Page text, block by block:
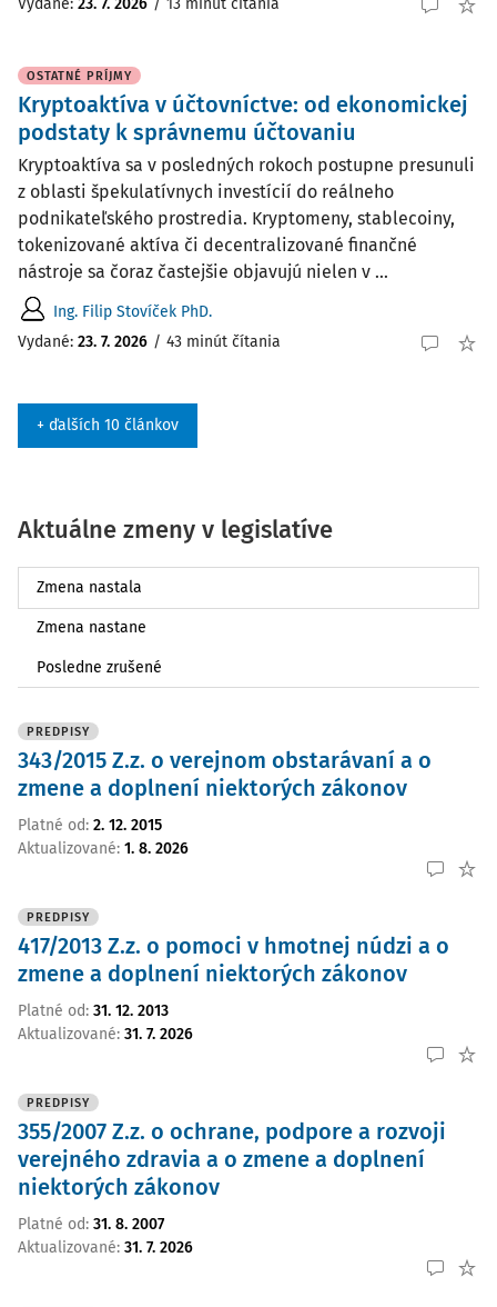
OSTATNÉ PRÍJMY
Kryptoaktíva v účtovníctve: od ekonomickej
podstaty k správnemu účtovaniu
Kryptoaktíva sa v posledných rokoch postupne presunuli
z oblasti špekulatívnych investícií do reálneho
podnikateľského prostredia. Kryptomeny, stablecoiny,
tokenizované aktíva či decentralizované finančné
nástroje sa čoraz častejšie objavujú nielen v ...
Ing. Filip Stovíček PhD.
Vydané: 23. 7. 2026 / 43 minút čítania
+ ďalších 10 článkov
Aktuálne zmeny v legislatíve
Zmena nastala
Zmena nastane
Posledne zrušené
PREDPISY
343/2015 Z.z. o verejnom obstarávaní a o
zmene a doplnení niektorých zákonov
Platné od: 2. 12. 2015
Aktualizované: 1. 8. 2026
PREDPISY
417/2013 Z.z. o pomoci v hmotnej núdzi a o
zmene a doplnení niektorých zákonov
Platné od: 31. 12. 2013
Aktualizované: 31. 7. 2026
PREDPISY
355/2007 Z.z. o ochrane, podpore a rozvoji
verejného zdravia a o zmene a doplnení
niektorých zákonov
Platné od: 31. 8. 2007
Aktualizované: 31. 7. 2026